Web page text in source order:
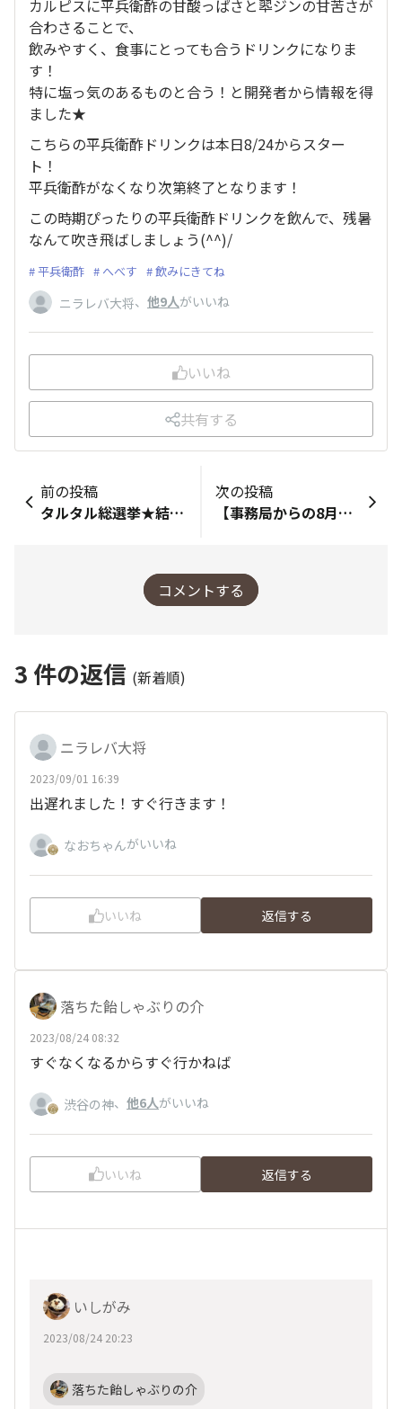
カルピスに平兵衛酢の甘酸っぱさと翆ジンの甘苦さが
合わさることで、
飲みやすく、食事にとっても合うドリンクになりま
す！
特に塩っ気のあるものと合う！と開発者から情報を得
ました★
こちらの平兵衛酢ドリンクは本日8/24からスター
ト！
平兵衛酢がなくなり次第終了となります！
この時期ぴったりの平兵衛酢ドリンクを飲んで、残暑
なんて吹き飛ばしましょう(^^)/
平兵衛酢 へべす 飲みにきてね
ニラレバ大将、 他9人がいいね
いいね
共有する
前の投稿
タルタル総選挙★結果発表～～～～！
次の投稿
【事務局からの8月ピックアップ投稿】
コメントする
3 件の返信 (新着順)
ニラレバ大将
2023/09/01 16:39
出遅れました！すぐ行きます！
なおちゃんがいいね
いいね 返信する
落ちた飴しゃぶりの介
2023/08/24 08:32
すぐなくなるからすぐ行かねば
渋谷の神、 他6人がいいね
いいね 返信する
いしがみ
2023/08/24 20:23
落ちた飴しゃぶりの介